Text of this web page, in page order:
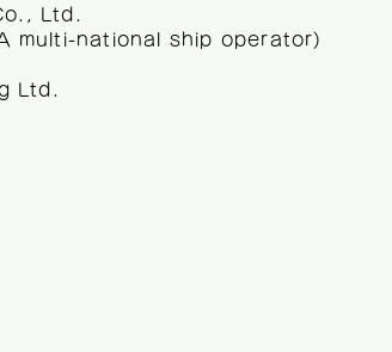
Ltd.
multi-national ship operator)
Ltd.